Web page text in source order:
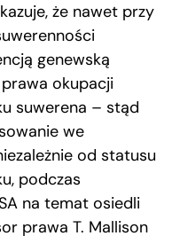
że nawet przy
genewską
okupacji
suwerena – stąd
we
od statusu
podczas
na temat osiedli
prawa T. Mallison